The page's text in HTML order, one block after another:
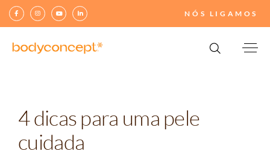
NÓS LIGAMOS
4 dicas para uma pele
cuidada